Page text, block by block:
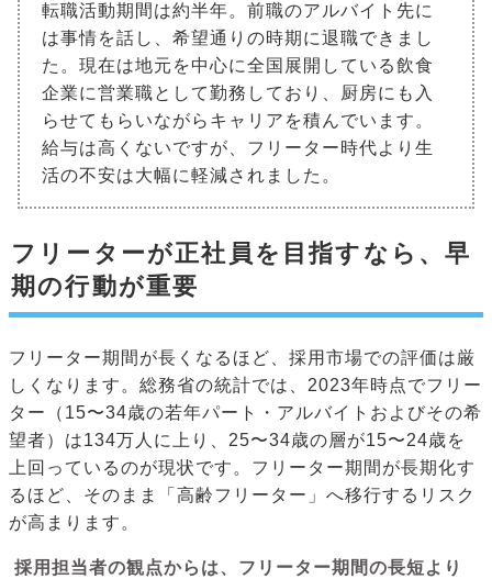
転職活動期間は約半年。前職のアルバイト先に
は事情を話し、希望通りの時期に退職できまし
た。現在は地元を中心に全国展開している飲食
企業に営業職として勤務しており、厨房にも入
らせてもらいながらキャリアを積んでいます。
給与は高くないですが、フリーター時代より生
活の不安は大幅に軽減されました。
フリーターが正社員を目指すなら、早
期の行動が重要
フリーター期間が長くなるほど、採用市場での評価は厳
しくなります。総務省の統計では、2023年時点でフリー
ター（15〜34歳の若年パート・アルバイトおよびその希
望者）は134万人に上り、25〜34歳の層が15〜24歳を
上回っているのが現状です。フリーター期間が長期化す
るほど、そのまま「高齢フリーター」へ移行するリスク
が高まります。
採用担当者の観点からは、フリーター期間の長短より